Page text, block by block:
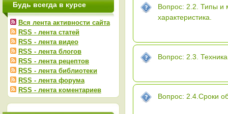
Вопрос: 2.2. Типы и
характеристика.
Вопрос: 2.3.
Вопрос: 2.4.Сроки
Будь всегда в курсе
Вся лента активности сайта
RSS - лента статей
RSS - лента видео
RSS - лента блогов
RSS - лента рецептов
RSS - лента библиотеки
RSS - лента форума
RSS - лента коментариев